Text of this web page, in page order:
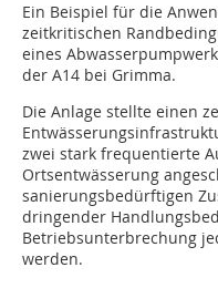
Ein Beispiel für die
zeitkritischen
eines
der A14 bei Grimma.
Die Anlage stellte einen
zwei stark frequentierte
Ortsentwässerung
sanierungsbedürftigen
dringender
Betriebsunterbrechung
werden.